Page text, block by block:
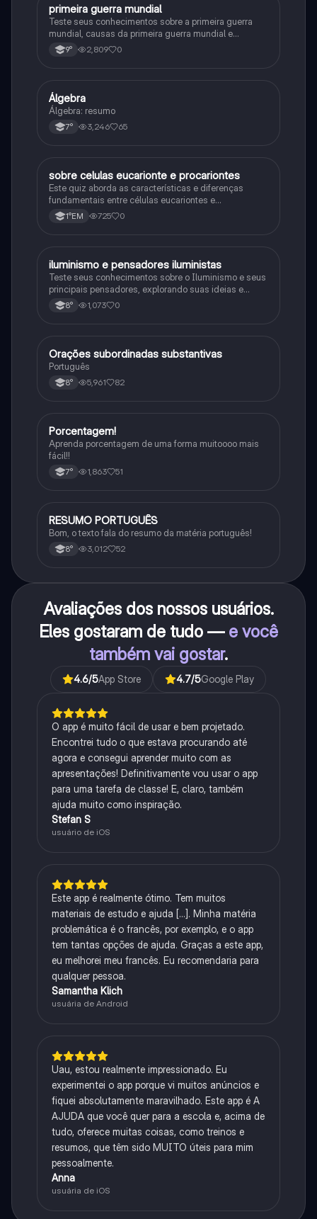
História
primeira guerra mundial
Teste seus conhecimentos sobre a primeira guerra
mundial, causas da primeira guerra mundial e
consequências da Primeira Guerra Mundial, fases da
primeira guerra mundial
9° 2,809 0
Matematica
Álgebra
Álgebra: resumo
7° 3,246 65
Biologia
sobre celulas eucarionte e procariontes
Este quiz aborda as características e diferenças
fundamentais entre células eucariontes e
procariontes.
1°EM 725 0
História
iluminismo e pensadores iluministas
Teste seus conhecimentos sobre o Iluminismo e seus
principais pensadores, explorando suas ideias e
impacto histórico.
8° 1,073 0
Português
Orações subordinadas substantivas
Português
8° 5,961 82
Matematica
Porcentagem!
Aprenda porcentagem de uma forma muitoooo mais
fácil!!
7° 1,863 51
Português
RESUMO PORTUGUÊS
Bom, o texto fala do resumo da matéria português!
8° 3,012 52
Avaliações dos nossos usuários.
Eles gostaram de tudo — e você
também vai gostar.
4.6/5App Store 4.7/5Google Play
O app é muito fácil de usar e bem projetado.
Encontrei tudo o que estava procurando até
agora e consegui aprender muito com as
apresentações! Definitivamente vou usar o app
para uma tarefa de classe! E, claro, também
ajuda muito como inspiração.
Stefan S
usuário de iOS
Este app é realmente ótimo. Tem muitos
materiais de estudo e ajuda [...]. Minha matéria
problemática é o francês, por exemplo, e o app
tem tantas opções de ajuda. Graças a este app,
eu melhorei meu francês. Eu recomendaria para
qualquer pessoa.
Samantha Klich
usuária de Android
Uau, estou realmente impressionado. Eu
experimentei o app porque vi muitos anúncios e
fiquei absolutamente maravilhado. Este app é A
AJUDA que você quer para a escola e, acima de
tudo, oferece muitas coisas, como treinos e
resumos, que têm sido MUITO úteis para mim
pessoalmente.
Anna
usuária de iOS